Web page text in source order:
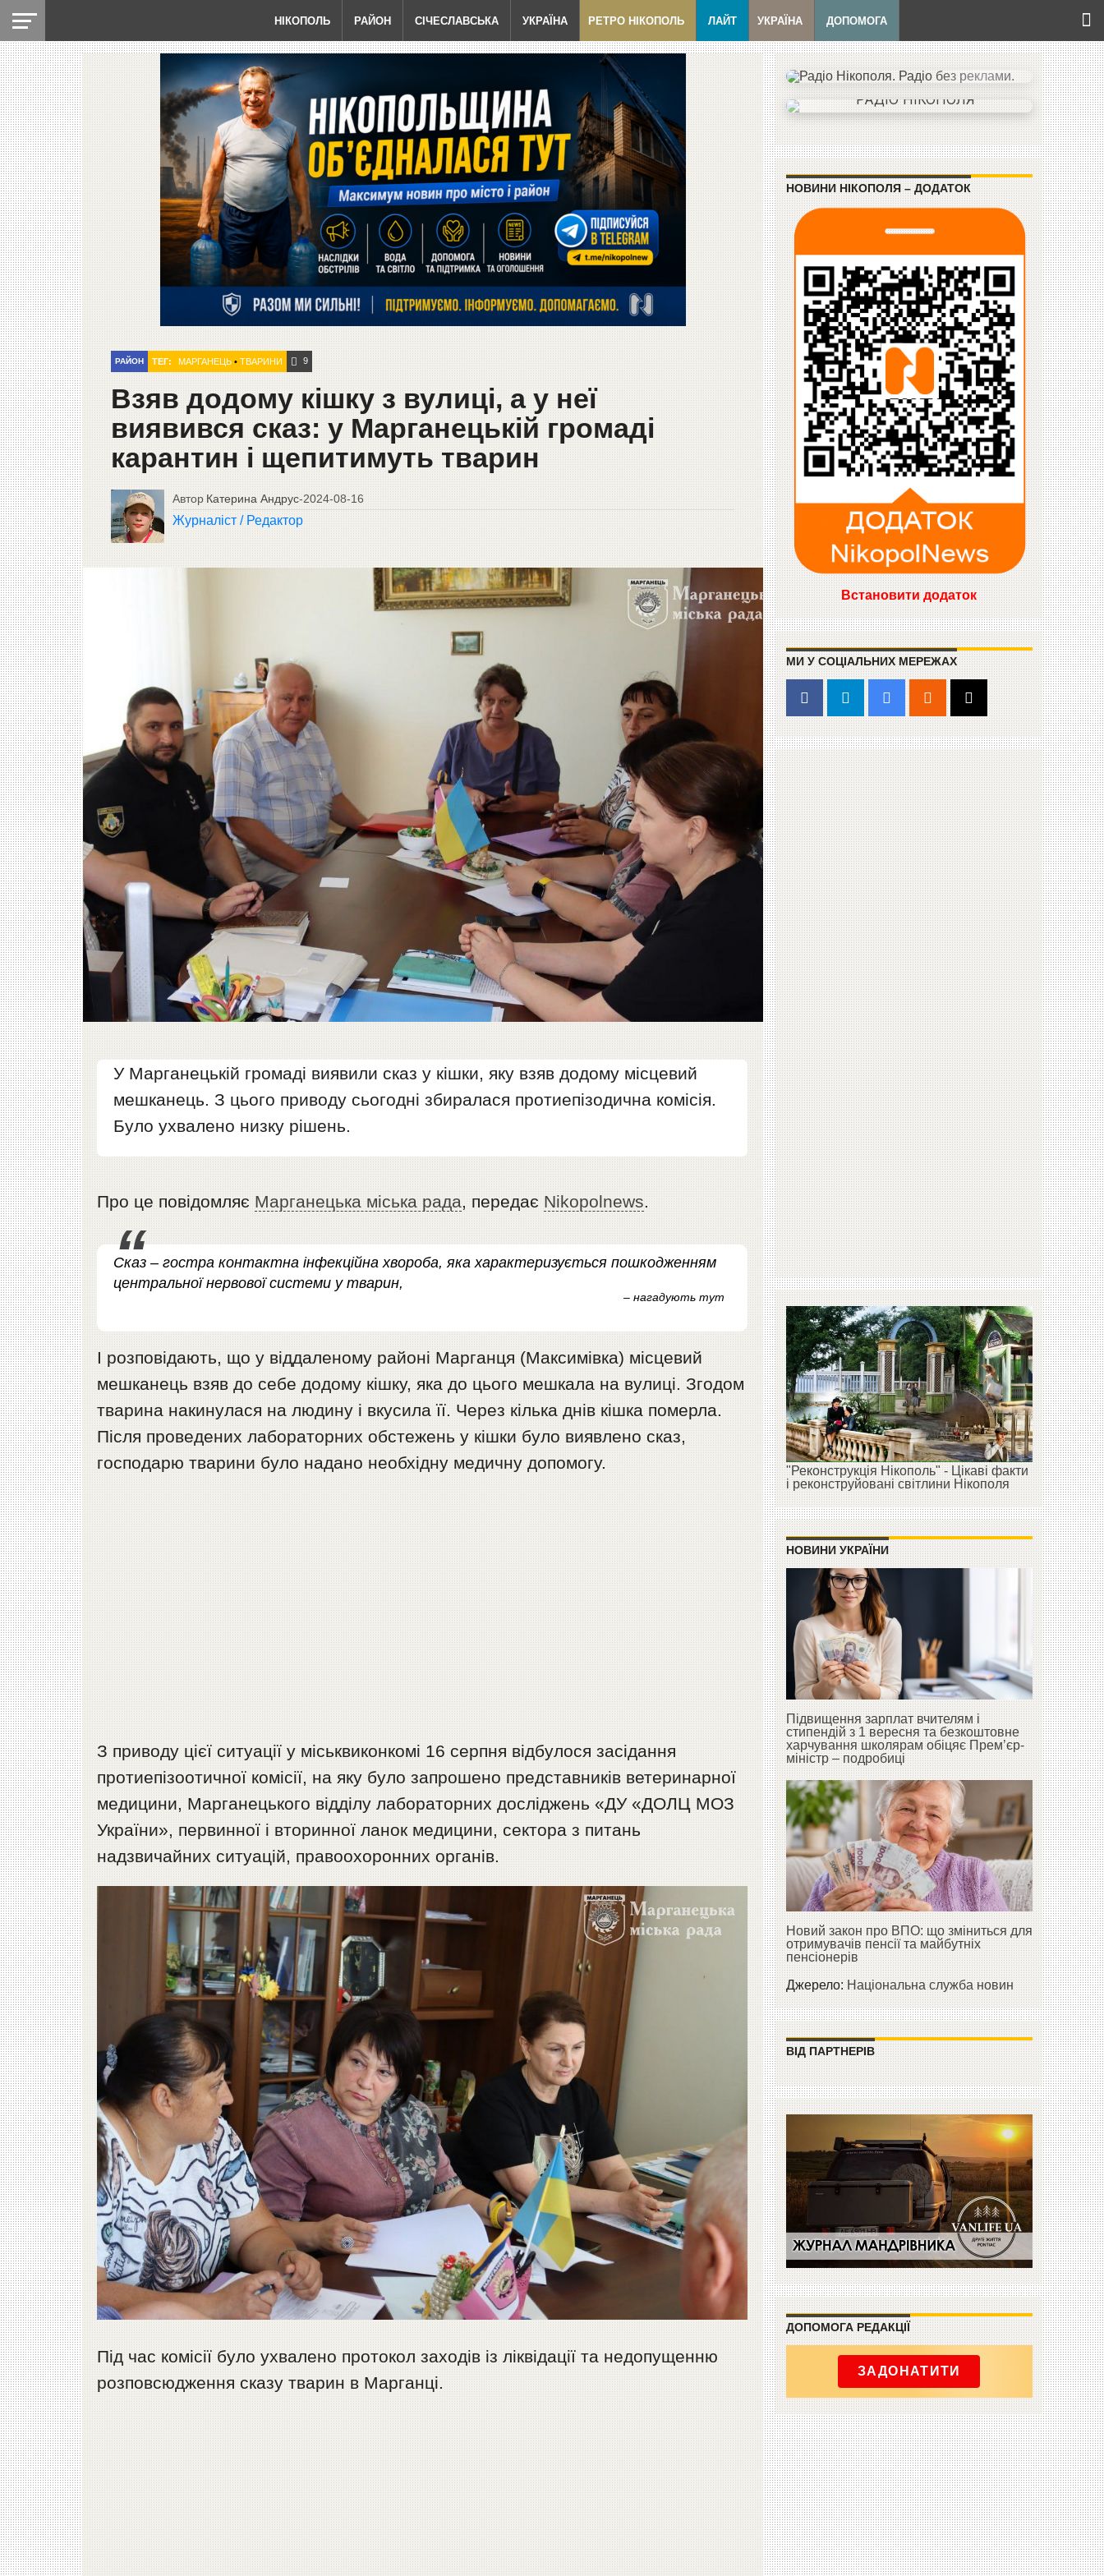
НІКОПОЛЬ РАЙОН СІЧЕСЛАВСЬКА УКРАЇНА РЕТРО НІКОПОЛЬ ЛАЙТ УКРАЇНА ДОПОМОГА
РАЙОН ТЕГ: МАРГАНЕЦЬ• ТВАРИНИ 9
Взяв додому кішку з вулиці, а у неї
виявився сказ: у Марганецькій громаді
карантин і щепитимуть тварин
Автор Катерина Андрус-2024-08-16
Журналіст / Редактор
У Марганецькій громаді виявили сказ у кішки, яку взяв додому місцевий
мешканець. З цього приводу сьогодні збиралася протиепізодична комісія.
Було ухвалено низку рішень.
Про це повідомляє Марганецька міська рада, передає Nikopolnews.
Сказ – гостра контактна інфекційна хвороба, яка характеризується пошкодженням
центральної нервової системи у тварин,
– нагадують тут
І розповідають, що у віддаленому районі Марганця (Максимівка) місцевий
мешканець взяв до себе додому кішку, яка до цього мешкала на вулиці. Згодом
тварина накинулася на людину і вкусила її. Через кілька днів кішка померла.
Після проведених лабораторних обстежень у кішки було виявлено сказ,
господарю тварини було надано необхідну медичну допомогу.
З приводу цієї ситуації у міськвиконкомі 16 серпня відбулося засідання
протиепізоотичної комісії, на яку було запрошено представників ветеринарної
медицини, Марганецького відділу лабораторних досліджень «ДУ «ДОЛЦ МОЗ
України», первинної і вторинної ланок медицини, сектора з питань
надзвичайних ситуацій, правоохоронних органів.
Під час комісії було ухвалено протокол заходів із ліквідації та недопущенню
розповсюдження сказу тварин в Марганці.
НОВИНИ НІКОПОЛЯ – ДОДАТОК
Встановити додаток
МИ У СОЦІАЛЬНИХ МЕРЕЖАХ
"Реконструкція Нікополь" - Цікаві факти
і реконструйовані світлини Нікополя
НОВИНИ УКРАЇНИ
Підвищення зарплат вчителям і
стипендій з 1 вересня та безкоштовне
харчування школярам обіцяє Прем’єр-
міністр – подробиці
Новий закон про ВПО: що зміниться для
отримувачів пенсії та майбутніх
пенсіонерів
Джерело:Національна служба новин
ВІД ПАРТНЕРІВ
ДОПОМОГА РЕДАКЦІЇ
ЗАДОНАТИТИ